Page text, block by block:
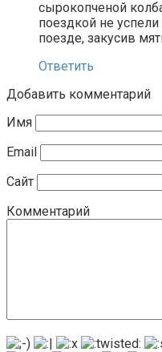
сырокопченой
поездкой не
поезде, закусив
Ответить
Добавить комментарий
Имя
Email
Сайт
Комментарий